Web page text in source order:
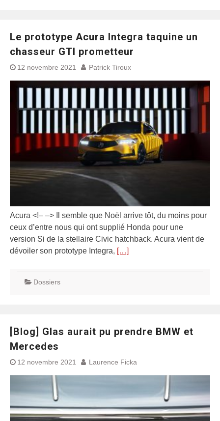
Le prototype Acura Integra taquine un
chasseur GTI prometteur
12 novembre 2021 Patrick Tiroux
Acura <!– –> Il semble que Noël arrive tôt, du moins pour
ceux d’entre nous qui ont supplié Honda pour une
version Si de la stellaire Civic hatchback. Acura vient de
dévoiler son prototype Integra, […]
Dossiers
[Blog] Glas aurait pu prendre BMW et
Mercedes
12 novembre 2021 Laurence Ficka